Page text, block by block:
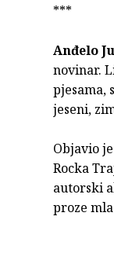
***
Anđelo
novinar.
pjesama,
jeseni,
Objavio
Rocka
autorski
proze